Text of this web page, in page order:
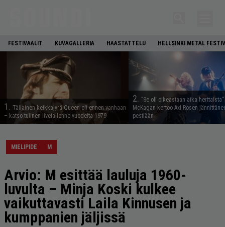
FESTIVAALIT KUVAGALLERIA HAASTATTELU HELLSINKI METAL
1. Tällainen keikkajyrä Queen oli ennen vanhaan
– katso tulinen livetallenne vuodelta 1979
2. ”Se oli oikeastaan aika
McKagan kertoo Axl Rosen
pestiään
MIELIPIDE M
Arvio: M esittää lauluja 1960-
luvulta – Minja Koski kulkee
vaikuttavasti Laila Kinnusen ja
kumppanien jäljissä